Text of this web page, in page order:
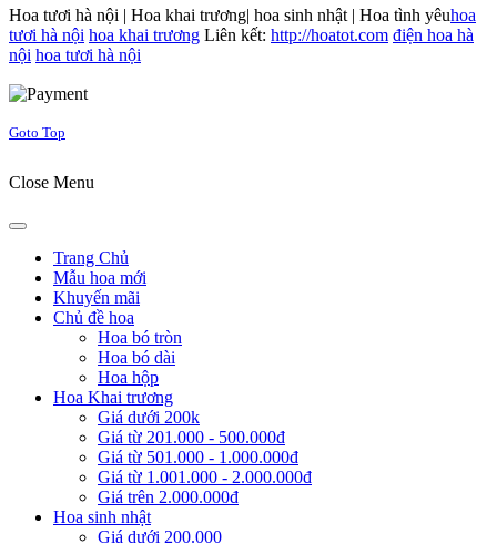
Hoa tươi hà nội | Hoa khai trương| hoa sinh nhật | Hoa tình yêuhoa
tươi hà nội hoa khai trương Liên kết: http://hoatot.com điện hoa hà
nội hoa tươi hà nội
Goto Top
Close Menu
Trang Chủ
Mẫu hoa mới
Khuyến mãi
Chủ đề hoa
Hoa bó tròn
Hoa bó dài
Hoa hộp
Hoa Khai trương
Giá dưới 200k
Giá từ 201.000 - 500.000đ
Giá từ 501.000 - 1.000.000đ
Giá từ 1.001.000 - 2.000.000đ
Giá trên 2.000.000đ
Hoa sinh nhật
Giá dưới 200.000